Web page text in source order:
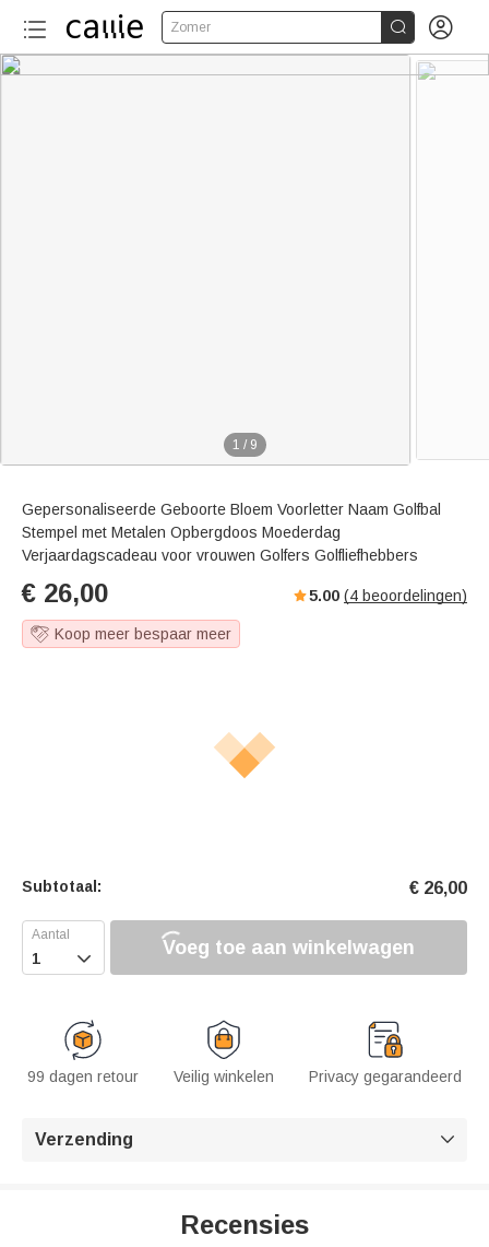
Zomer  
1 / 9
Gepersonaliseerde Geboorte Bloem Voorletter Naam Golfbal
Stempel met Metalen Opbergdoos Moederdag
Verjaardagscadeau voor vrouwen Golfers Golfliefhebbers
€ 26,00 5.00 (4 beoordelingen)
Koop meer bespaar meer
Subtotaal: € 26,00
 Voeg toe aan winkelwagen
99 dagen retour Veilig winkelen Privacy gegarandeerd
Verzending 
Recensies